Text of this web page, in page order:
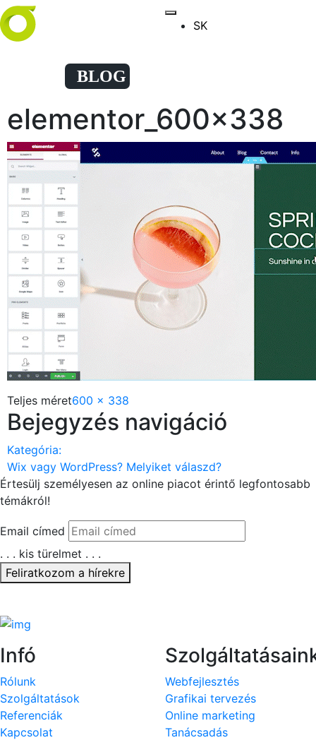
SK
elementor_600x338
Teljes méret600 × 338
Bejegyzés navigáció
Kategória:
Wix vagy WordPress? Melyiket válaszd?
Értesülj személyesen az online piacot érintő legfontosabb
témákról!
Email címed
. . . kis türelmet . . .
Feliratkozom a hírekre
Infó
Rólunk
Szolgáltatások
Referenciák
Kapcsolat
Webfejlesztés
Grafikai tervezés
Online marketing
Tanácsadás